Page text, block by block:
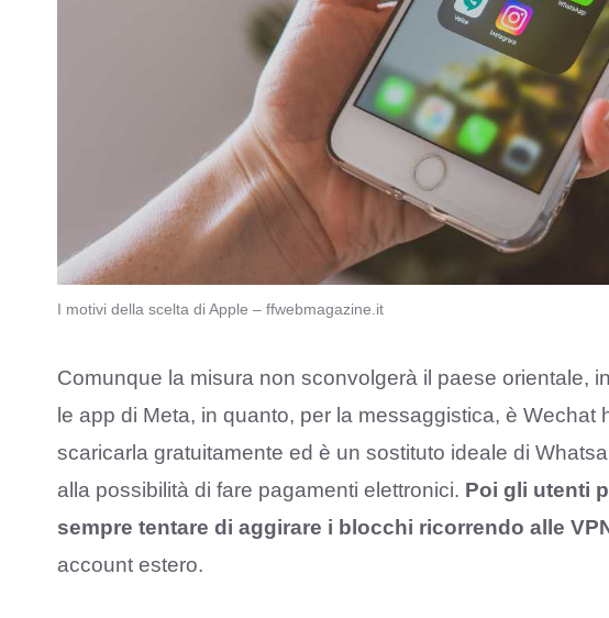
I motivi della scelta di Apple – ffwebmagazine.it
Comunque la misura non sconvolgerà il paese orientale,
le app di Meta, in quanto, per la messaggistica, è Wechat
scaricarla gratuitamente ed è un sostituto ideale di
alla possibilità di fare pagamenti elettronici. Poi gli utenti
sempre tentare di aggirare i blocchi ricorrendo alle
account estero.